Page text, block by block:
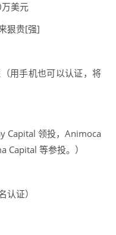
美元
狠贵[强]
用手机也可以认证，将
Capital 领投，Animoca
Capital 等参投。）
证）